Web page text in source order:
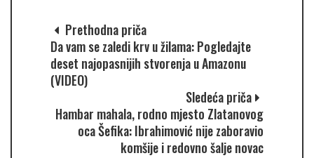
Prethodna priča
Da vam se zaledi krv u žilama: Pogledajte
deset najopasnijih stvorenja u Amazonu
(VIDEO)
Sledeća priča
Hambar mahala, rodno mjesto Zlatanovog
oca Šefika: Ibrahimović nije zaboravio
komšije i redovno šalje novac